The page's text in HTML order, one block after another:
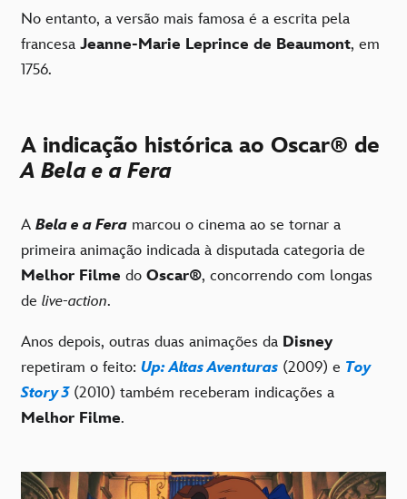
No entanto, a versão mais famosa é a escrita pela
francesa Jeanne-Marie Leprince de Beaumont, em
1756.
A indicação histórica ao Oscar® de
A Bela e a Fera
A Bela e a Fera marcou o cinema ao se tornar a
primeira animação indicada à disputada categoria de
Melhor Filme do Oscar®, concorrendo com longas
de live-action.
Anos depois, outras duas animações da Disney
repetiram o feito: Up: Altas Aventuras (2009) e Toy
Story 3(2010) também receberam indicações a
Melhor Filme.